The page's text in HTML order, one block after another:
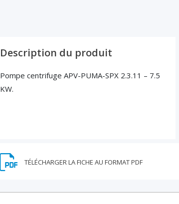
Description du produit
Pompe centrifuge APV-PUMA-SPX 2.3.11 – 7.5
KW.